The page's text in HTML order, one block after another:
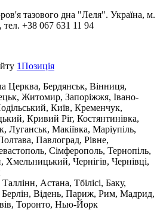
тазового дна "Леля". Українa, м.
тел. +38 067 631 11 94
1Позиція
Церква, Бердянськ, Вінниця,
Житомир, Запоріжжя, Івано-
Київ, Кременчук,
Кривий Ріг, Костянтинівка,
Луганськ, Макіївка, Маріупіль,
Павлоград, Рівне,
Сімферополь, Тернопіль,
Чернігів, Чернівці,
Астана, Тбілісі, Баку,
Відень, Париж, Рим, Мадрид,
Торонто, Нью-Йорк